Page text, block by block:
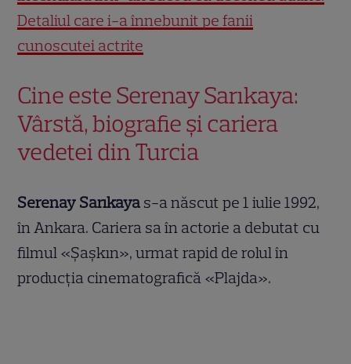
Detaliul care i-a înnebunit pe fanii
cunoscutei actrițe
Cine este Serenay Sarıkaya:
Vârstă, biografie și cariera
vedetei din Turcia
Serenay Sarıkaya s-a născut pe 1 iulie 1992,
în Ankara. Cariera sa în actorie a debutat cu
filmul «Șaşkın», urmat rapid de rolul în
producția cinematografică «Plajda».